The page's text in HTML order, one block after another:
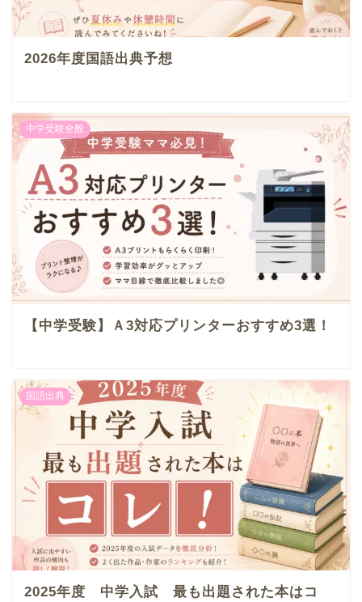
2026年度国語出典予想
中学受験全般
【中学受験】Ａ3対応プリンターおすすめ3選！
国語出典
2025年度 中学入試 最も出題された本はコ